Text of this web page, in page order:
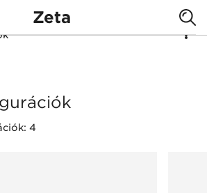
Zeta
és padok
4